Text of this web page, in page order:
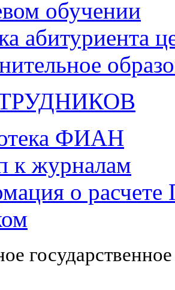
обучении
абитуриента
ФИАН
к журналам
о